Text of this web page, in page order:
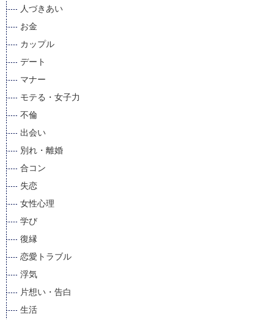
人づきあい
お金
カップル
デート
マナー
モテる・女子力
不倫
出会い
別れ・離婚
合コン
失恋
女性心理
学び
復縁
恋愛トラブル
浮気
片想い・告白
生活